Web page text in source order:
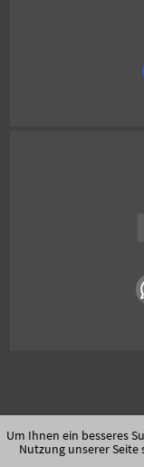
Unfallauto verkaufen
Um Ihnen ein besseres
Nutzung unserer Seite